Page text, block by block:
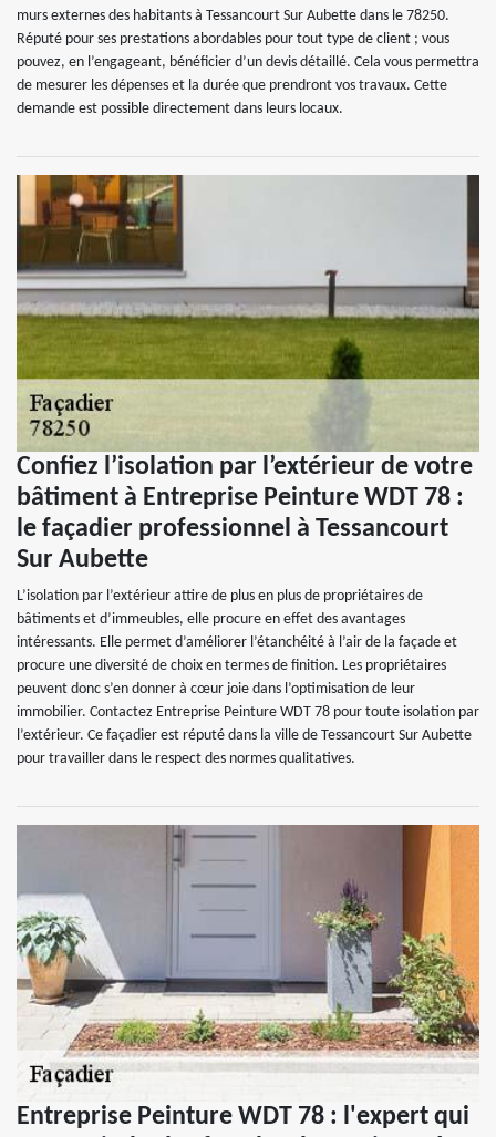
murs externes des habitants à Tessancourt Sur Aubette dans le 78250.
Réputé pour ses prestations abordables pour tout type de client ; vous
pouvez, en l’engageant, bénéficier d’un devis détaillé. Cela vous permettra
de mesurer les dépenses et la durée que prendront vos travaux. Cette
demande est possible directement dans leurs locaux.
Confiez l’isolation par l’extérieur de votre
bâtiment à Entreprise Peinture WDT 78 :
le façadier professionnel à Tessancourt
Sur Aubette
L’isolation par l’extérieur attire de plus en plus de propriétaires de
bâtiments et d’immeubles, elle procure en effet des avantages
intéressants. Elle permet d’améliorer l’étanchéité à l’air de la façade et
procure une diversité de choix en termes de finition. Les propriétaires
peuvent donc s’en donner à cœur joie dans l’optimisation de leur
immobilier. Contactez Entreprise Peinture WDT 78 pour toute isolation par
l’extérieur. Ce façadier est réputé dans la ville de Tessancourt Sur Aubette
pour travailler dans le respect des normes qualitatives.
Entreprise Peinture WDT 78 : l'expert qui